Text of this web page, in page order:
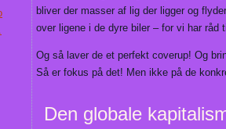
bliver der masser af lig der ligger og
over ligene i de dyre biler – for vi har råd
Og så laver de et perfekt coverup! Og
Så er fokus på det! Men ikke på de
Den globale